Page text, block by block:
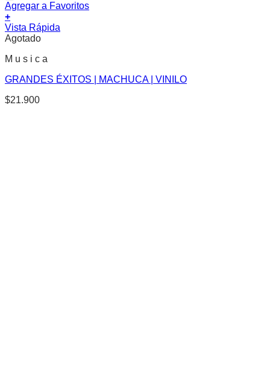
Agregar a Favoritos
+
Vista Rápida
Agotado
M u s i c a
GRANDES ÉXITOS | MACHUCA | VINILO
$21.900